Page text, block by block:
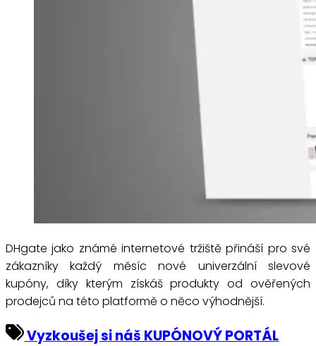
DHgate jako známé internetové tržiště přináší pro své
zákazníky každý měsíc nové univerzální slevové
kupóny, díky kterým získáš produkty od ověřených
prodejců na této platformě o něco výhodnější.
Vyzkoušej si náš KUPÓNOVÝ PORTÁL